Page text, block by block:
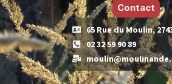
Contact
65 Rue du Moulin,
02 32 59 90 89